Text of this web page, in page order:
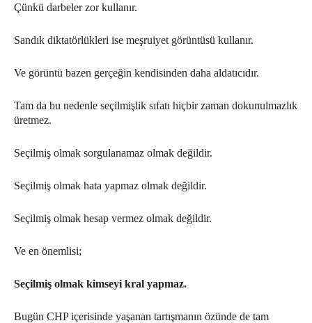
Çünkü darbeler zor kullanır.
Sandık diktatörlükleri ise meşruiyet görüntüsü kullanır.
Ve görüntü bazen gerçeğin kendisinden daha aldatıcıdır.
Tam da bu nedenle seçilmişlik sıfatı hiçbir zaman dokunulmazlık
üretmez.
Seçilmiş olmak sorgulanamaz olmak değildir.
Seçilmiş olmak hata yapmaz olmak değildir.
Seçilmiş olmak hesap vermez olmak değildir.
Ve en önemlisi;
Seçilmiş olmak kimseyi kral yapmaz.
Bugün CHP içerisinde yaşanan tartışmanın özünde de tam